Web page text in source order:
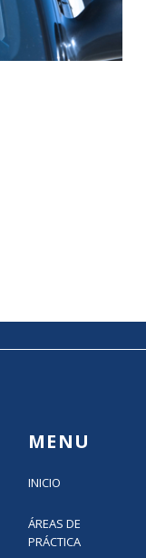
MENU
INICIO
ÁREAS DE
PRÁCTICA